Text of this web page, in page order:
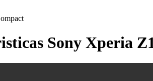
Sony Xperia